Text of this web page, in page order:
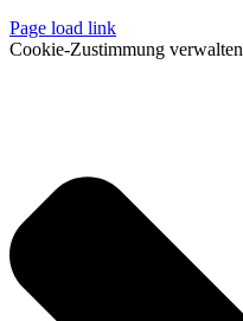
Page load link
Cookie-Zustimmung verwalten